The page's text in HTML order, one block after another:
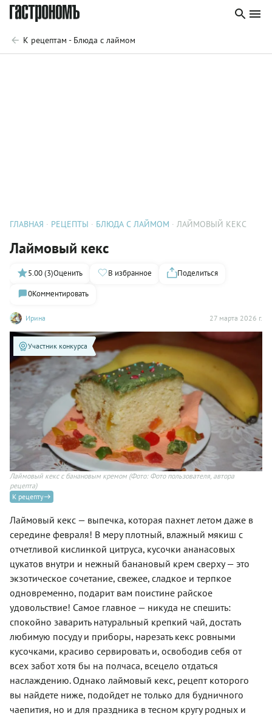
К рецептам - Блюда с лаймом
ГЛАВНАЯ РЕЦЕПТЫ БЛЮДА С ЛАЙМОМ ЛАЙМОВЫЙ КЕКС
Лаймовый кекс
Ирина 27 марта 2026 г.
5.00 (3)Оценить В избранное
Поделиться
0Комментировать
Участник конкурса
Лаймовый кекс с банановым кремом (Фото: Фото пользователя, автора
рецепта)
К рецепту
Лаймовый кекс — выпечка, которая пахнет летом даже в
середине февраля! В меру плотный, влажный мякиш с
отчетливой кислинкой цитруса, кусочки ананасовых
цукатов внутри и нежный банановый крем сверху — это
экзотическое сочетание, свежее, сладкое и терпкое
одновременно, подарит вам поистине райское
удовольствие! Самое главное — никуда не спешить:
спокойно заварить натуральный крепкий чай, достать
любимую посуду и приборы, нарезать кекс ровными
кусочками, красиво сервировать и, освободив себя от
всех забот хотя бы на полчаса, всецело отдаться
наслаждению. Однако лаймовый кекс, рецепт которого
вы найдете ниже, подойдет не только для будничного
чаепития, но и для праздника в тесном кругу родных и